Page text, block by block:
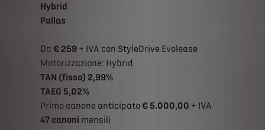
Hybrid
Pallas
Da € 259 + IVA con StyleDrive Evolease
Motorizzazione: Hybrid
TAN (fisso) 2,99%
TAEG 5,02%
Primo canone anticipato€ 5.000,00 + IVA
47 canoni mensili